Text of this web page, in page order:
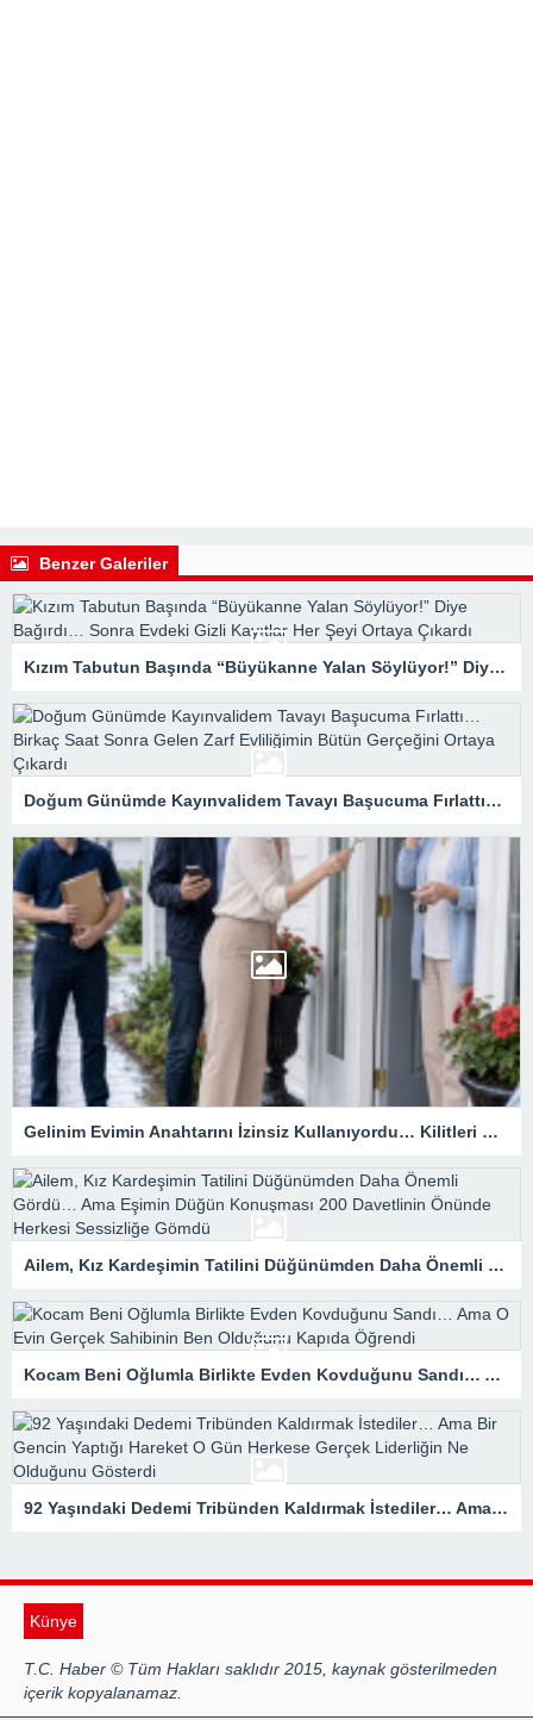
Benzer Galeriler
Kızım Tabutun Başında “Büyükanne Yalan Söylüyor!” Diye Bağırdı… Sonra Evdeki Gizli Kayıtlar Her Şeyi Ortaya Çıkardı
Doğum Günümde Kayınvalidem Tavayı Başucuma Fırlattı… Birkaç Saat Sonra Gelen Zarf Evliliğimin Bütün Gerçeğini Ortaya Çıkardı
Gelinim Evimin Anahtarını İzinsiz Kullanıyordu… Kilitleri Değiştirdim, Ama Asıl Sürprizi Akşam Oğlum Yaşadı
Ailem, Kız Kardeşimin Tatilini Düğünümden Daha Önemli Gördü… Ama Eşimin Düğün Konuşması 200 Davetlinin Önünde Herkesi Sessizliğe Gömdü
Kocam Beni Oğlumla Birlikte Evden Kovduğunu Sandı… Ama O Evin Gerçek Sahibinin Ben Olduğunu Kapıda Öğrendi
92 Yaşındaki Dedemi Tribünden Kaldırmak İstediler… Ama Bir Gencin Yaptığı Hareket O Gün Herkese Gerçek Liderliğin Ne Olduğunu Gösterdi
Künye
T.C. Haber © Tüm Hakları saklıdır 2015, kaynak gösterilmeden
içerik kopyalanamaz.